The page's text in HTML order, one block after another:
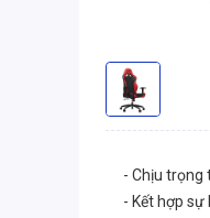
- Chịu trọng
- Kết hợp sự